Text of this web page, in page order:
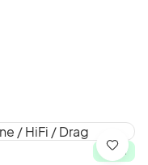
I lager
Spara